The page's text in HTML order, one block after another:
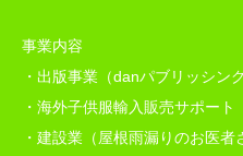
事業内容
・出版事業（danパブリッシング
・海外子供服輸入販売サポート
・建設業（屋根雨漏りのお医者